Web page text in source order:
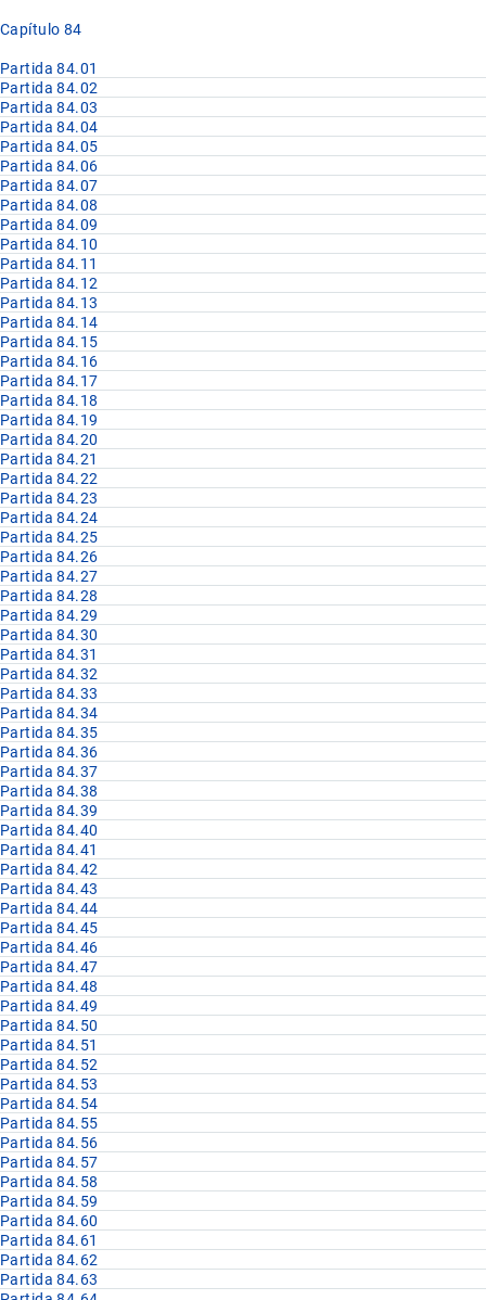
Capítulo 84
Partida 84.01
Partida 84.02
Partida 84.03
Partida 84.04
Partida 84.05
Partida 84.06
Partida 84.07
Partida 84.08
Partida 84.09
Partida 84.10
Partida 84.11
Partida 84.12
Partida 84.13
Partida 84.14
Partida 84.15
Partida 84.16
Partida 84.17
Partida 84.18
Partida 84.19
Partida 84.20
Partida 84.21
Partida 84.22
Partida 84.23
Partida 84.24
Partida 84.25
Partida 84.26
Partida 84.27
Partida 84.28
Partida 84.29
Partida 84.30
Partida 84.31
Partida 84.32
Partida 84.33
Partida 84.34
Partida 84.35
Partida 84.36
Partida 84.37
Partida 84.38
Partida 84.39
Partida 84.40
Partida 84.41
Partida 84.42
Partida 84.43
Partida 84.44
Partida 84.45
Partida 84.46
Partida 84.47
Partida 84.48
Partida 84.49
Partida 84.50
Partida 84.51
Partida 84.52
Partida 84.53
Partida 84.54
Partida 84.55
Partida 84.56
Partida 84.57
Partida 84.58
Partida 84.59
Partida 84.60
Partida 84.61
Partida 84.62
Partida 84.63